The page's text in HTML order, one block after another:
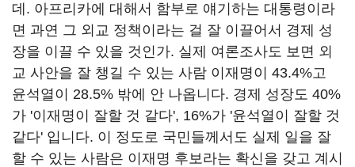
데. 아프리카에 대해서 함부로 얘기하는 대통령이라
면 과연 그 외교 정책이라는 걸 잘 이끌어서 경제 성
장을 이끌 수 있을 것인가. 실제 여론조사도 보면 외
교 사안을 잘 챙길 수 있는 사람 이재명이 43.4%고
윤석열이 28.5% 밖에 안 나옵니다. 경제 성장도 40%
가 '이재명이 잘할 것 같다', 16%가 '윤석열이 잘할 것
같다' 입니다. 이 정도로 국민들께서도 실제 일을 잘
할 수 있는 사람은 이재명 후보라는 확신을 갖고 계시